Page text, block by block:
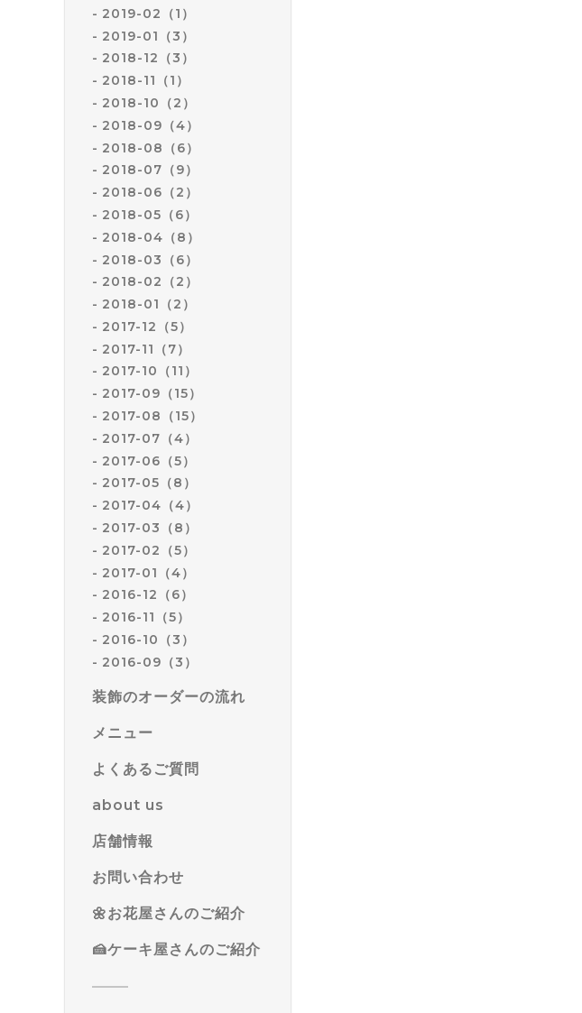
2019-02（1）
2019-01（3）
2018-12（3）
2018-11（1）
2018-10（2）
2018-09（4）
2018-08（6）
2018-07（9）
2018-06（2）
2018-05（6）
2018-04（8）
2018-03（6）
2018-02（2）
2018-01（2）
2017-12（5）
2017-11（7）
2017-10（11）
2017-09（15）
2017-08（15）
2017-07（4）
2017-06（5）
2017-05（8）
2017-04（4）
2017-03（8）
2017-02（5）
2017-01（4）
2016-12（6）
2016-11（5）
2016-10（3）
2016-09（3）
装飾のオーダーの流れ
メニュー
よくあるご質問
about us
店舗情報
お問い合わせ
🌼お花屋さんのご紹介
🍰ケーキ屋さんのご紹介